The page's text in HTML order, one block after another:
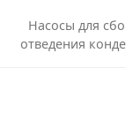
Насосы для
отведения